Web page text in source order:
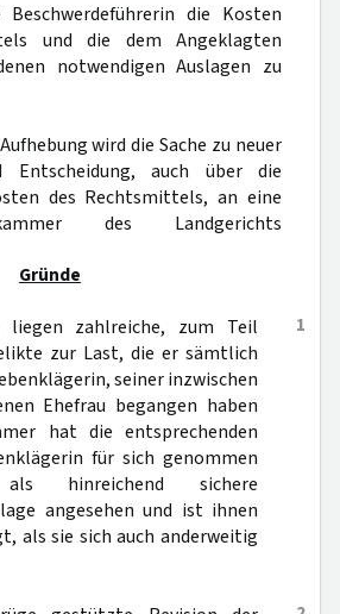
die Kosten
und die dem Angeklagten
notwendigen Auslagen zu
wird die Sache zu neuer
Entscheidung, auch über die
des Rechtsmittels, an eine
des Landgerichts
Gründe
1
liegen zahlreiche, zum Teil
zur Last, die er sämtlich
seiner inzwischen
Ehefrau begangen haben
hat die entsprechenden
für sich genommen
hinreichend sichere
angesehen und ist ihnen
als sie sich auch anderweitig